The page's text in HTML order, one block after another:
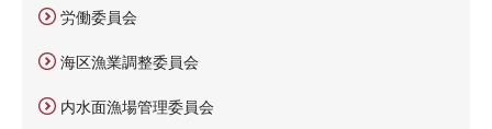
労働委員会
海区漁業調整委員会
内水面漁場管理委員会